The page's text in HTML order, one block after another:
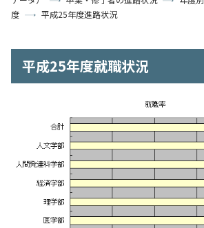
卒業生の方 在学生の方
大学紹介
学部・大学院・施設
入試情報
教育・学生支援
度
平成25年度進路状況
平成25年度就職状況